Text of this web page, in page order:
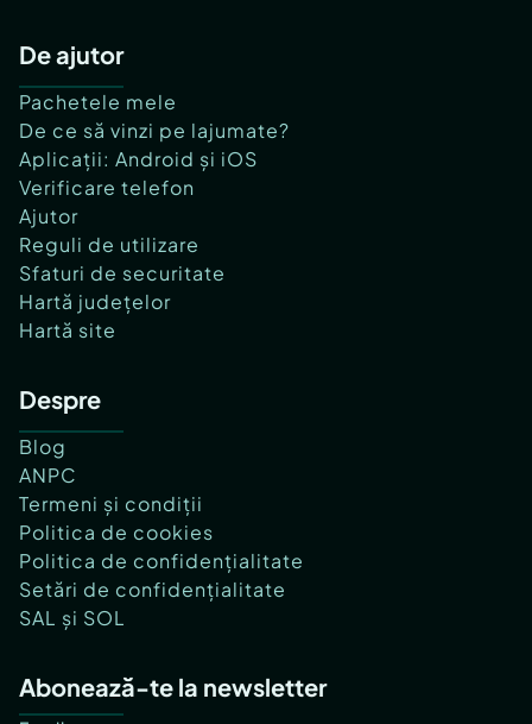
De ajutor
Pachetele mele
De ce să vinzi pe lajumate?
Aplicații: Android și iOS
Verificare telefon
Ajutor
Reguli de utilizare
Sfaturi de securitate
Hartă județelor
Hartă site
Despre
Blog
ANPC
Termeni și condiții
Politica de cookies
Politica de confidențialitate
Setări de confidențialitate
SAL și SOL
Abonează-te la newsletter